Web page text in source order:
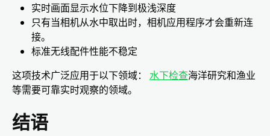
实时画面显示水位下降到极浅深度
只有当相机从水中取出时，相机应用程序才会重新连
接。
标准无线配件性能不稳定
这项技术广泛应用于以下领域： 水下检查海洋研究和渔业
等需要可靠实时观察的领域。
结语